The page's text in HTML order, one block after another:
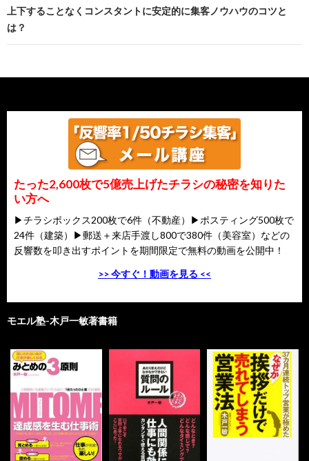
上下することなくコンスタントに安定的に集客ノウハウのコツと
は？
たった2,600枚で5億売上げたチラシの秘密を知りた
い方へ
▶チラシボックス200枚で6件（不動産）▶ポスティング500枚で
24件（建築）▶郵送＋来店手渡し800で380件（美容室）などの
反響数を叩き出すポイントを期間限定で無料の動画を公開中！
>> 今すぐ！動画を見る <<
モエル塾-木戸一敏著書籍